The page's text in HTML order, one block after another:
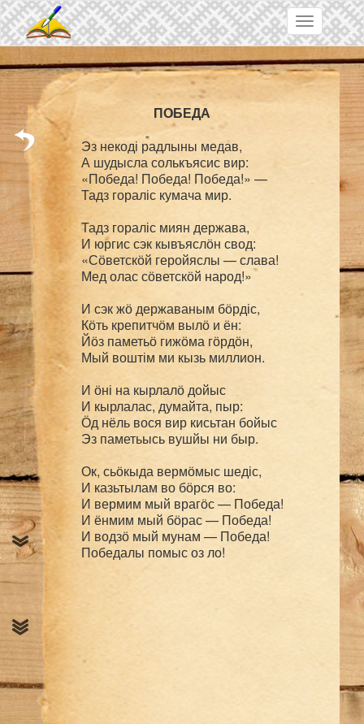
Skip to main content
Toggle
navigation
Эз некоді радлыны медав,
А шудысла солькъясис вир:
«Победа! Победа! Победа!» —
Тадз гораліс кумача мир.
Тадз гораліс миян держава,
И юргис сэк кывъяслӧн свод:
«Сӧветскӧй геройяслы — слава!
Мед олас сӧветскӧй народ!»
И сэк жӧ державаным бӧрдіс,
Кӧть крепитчӧм вылӧ и ён:
Йӧз паметьӧ гижӧма гӧрдӧн,
Мый воштім ми кызь миллион.
И ӧні на кырлалӧ дойыс
И кырлалас, думайта, пыр:
Ӧд нёль вося вир кисьтан бойыс
Эз паметьысь вушйы ни быр.
Ок, сьӧкыда вермӧмыс шедіс,
И казьтылам во бӧрся во:
И вермим мый врагӧс — Победа!
И ёнмим мый бӧрас — Победа!
И водзӧ мый мунам — Победа!